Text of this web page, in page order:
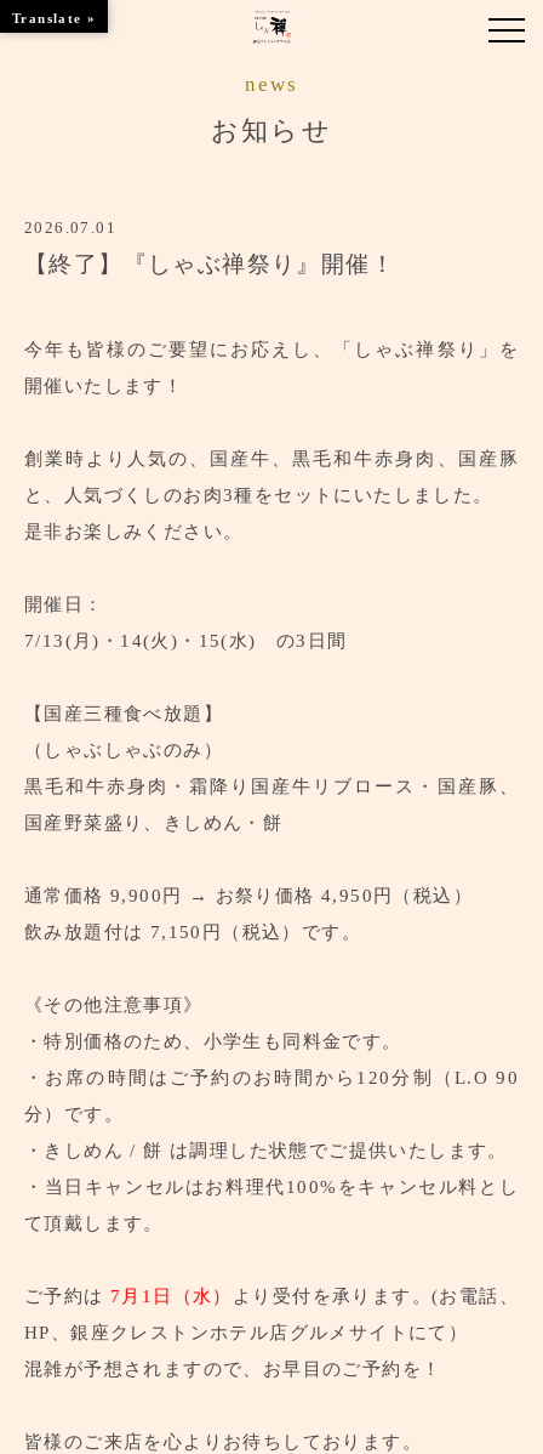
ブランドトップ
news
お知らせ
2026.07.01
【終了】『しゃぶ禅祭り』開催！
今年も皆様のご要望にお応えし、「しゃぶ禅祭り」を
開催いたします！
創業時より人気の、国産牛、黒毛和牛赤身肉、国産豚
と、人気づくしのお肉3種をセットにいたしました。
是非お楽しみください。
開催日：
7/13(月)・14(火)・15(水) の3日間
【国産三種食べ放題】
（しゃぶしゃぶのみ）
黒毛和牛赤身肉・霜降り国産牛リブロース・国産豚、
国産野菜盛り、きしめん・餅
通常価格 9,900円 → お祭り価格 4,950円（税込）
飲み放題付は 7,150円（税込）です。
《その他注意事項》
・特別価格のため、小学生も同料金です。
・お席の時間はご予約のお時間から120分制（L.O 90
分）です。
・きしめん / 餅 は調理した状態でご提供いたします。
・当日キャンセルはお料理代100%をキャンセル料とし
て頂戴します。
ご予約は 7月1日（水）
より受付を承ります。(お電話、
HP、銀座クレストンホテル店グルメサイトにて）
混雑が予想されますので、お早目のご予約を！
皆様のご来店を心よりお待ちしております。
Translate »